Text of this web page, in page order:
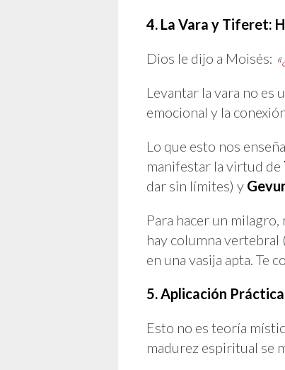
4. La Vara y Tiferet:
Dios le dijo a Moisés: «
Levantar la vara no es
emocional y la
Lo que esto nos
manifestar la virtud de
dar sin límites) y
Para hacer un
hay columna vertebral
en una vasija apta. Te
5. Aplicación
Esto no es teoría
madurez espiritual se